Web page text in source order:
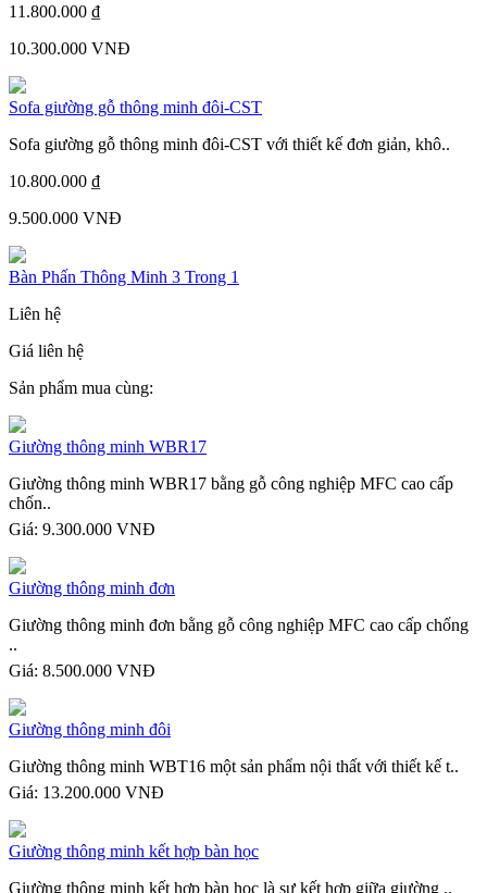
11.800.000 ₫
10.300.000 VNĐ
Sofa giường gỗ thông minh đôi-CST
Sofa giường gỗ thông minh đôi-CST với thiết kế đơn giản, khô..
10.800.000 ₫
9.500.000 VNĐ
Bàn Phấn Thông Minh 3 Trong 1
Liên hệ
Giá liên hệ
Sản phẩm mua cùng:
Giường thông minh WBR17
Giường thông minh WBR17 bằng gỗ công nghiệp MFC cao cấp
chốn..
Giá: 9.300.000 VNĐ
Giường thông minh đơn
Giường thông minh đơn bằng gỗ công nghiệp MFC cao cấp chống
..
Giá: 8.500.000 VNĐ
Giường thông minh đôi
Giường thông minh WBT16 một sản phẩm nội thất với thiết kế t..
Giá: 13.200.000 VNĐ
Giường thông minh kết hợp bàn học
Giường thông minh kết hợp bàn học là sự kết hợp giữa giường ..